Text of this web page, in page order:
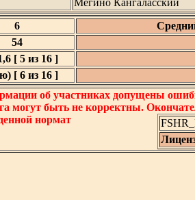
Мегино Кангаласский
6
54
[ 5 из 16 ]
[ 6 из 16 ]
об участниках допущены
могут быть не корректны.
нормат